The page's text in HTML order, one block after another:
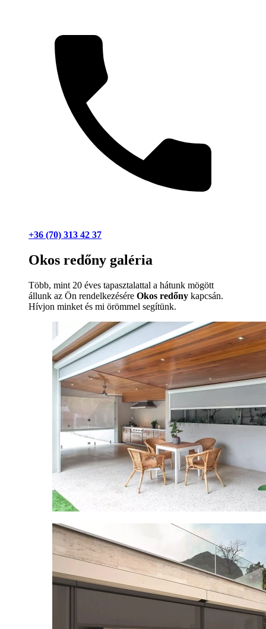
+36 (70) 313 42 37
Okos redőny galéria
Több, mint 20 éves tapasztalattal a hátunk mögött
állunk az Ön rendelkezésére Okos redőny kapcsán.
Hívjon minket és mi örömmel segítünk.